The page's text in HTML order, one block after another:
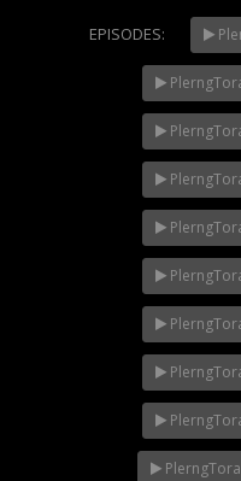
NOW PLAYING
EPISODES: